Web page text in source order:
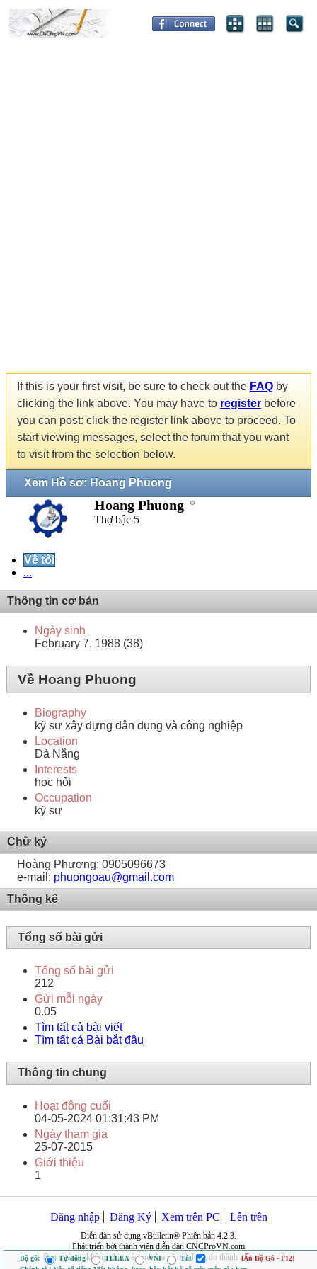
If this is your first visit, be sure to check out the FAQ by
clicking the link above. You may have to register before
you can post: click the register link above to proceed. To
start viewing messages, select the forum that you want
to visit from the selection below.
Xem Hồ sơ: Hoang Phuong
Hoang Phuong
Thợ bậc 5
Về tôi
...
Thông tin cơ bản
Ngày sinh
February 7, 1988 (38)
Về Hoang Phuong
Biography
kỹ sư xây dựng dân dụng và công nghiệp
Location
Đà Nẵng
Interests
học hỏi
Occupation
kỹ sư
Chữ ký
Hoàng Phương: 0905096673
e-mail: phuongoau@gmail.com
Thống kê
Tổng số bài gửi
Tổng số bài gửi
212
Gửi mỗi ngày
0.05
Tìm tất cả bài viết
Tìm tất cả Bài bắt đầu
Thông tin chung
Hoạt động cuối
04-05-2024 01:31:43 PM
Ngày tham gia
25-07-2015
Giới thiệu
1
Đăng nhập Đăng Ký Xem trên PC Lên trên
Diễn đàn sử dụng vBulletin® Phiên bản 4.2.3.
Phát triển bởi thành viên diễn đàn CNCProVN.com
Ban quản trị không chịu trách nhiệm về nội dung do thành viên đăng.
Bộ gõ: Tự động TELEX VNI Tắt
[Ẩn Bộ Gõ - F12]